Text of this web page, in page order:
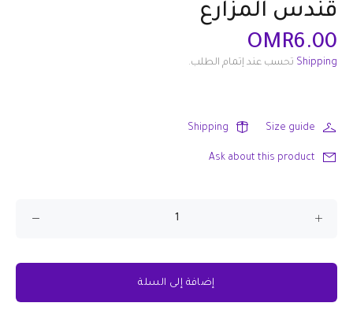
قندس المزارع
OMR6.00
Shipping تحسب عند إتمام الطلب.
Size guide
Shipping
Ask about this product
إضافة إلى السلة